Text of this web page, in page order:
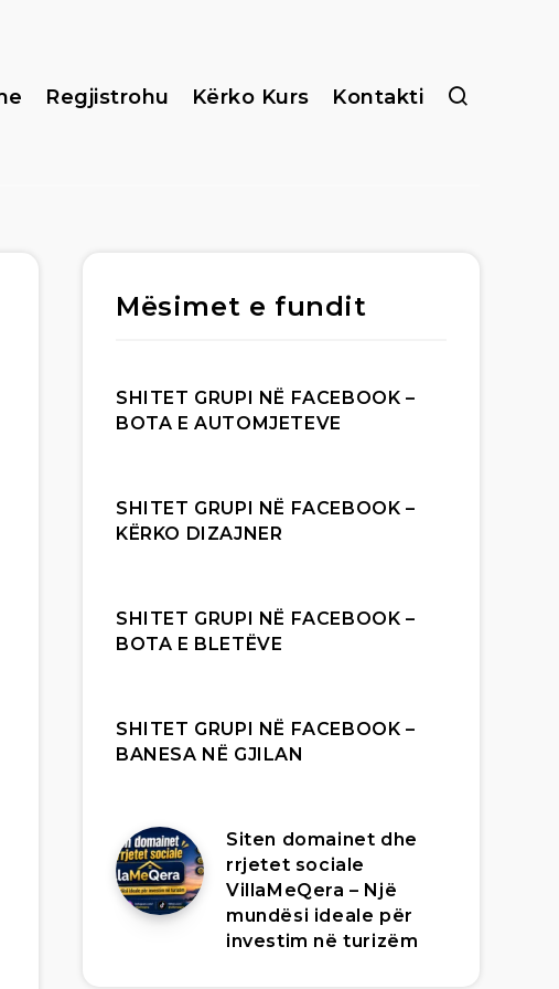
Regjistrohu Kërko Kurs Kontakti
Mësimet e fundit
SHITET GRUPI NË FACEBOOK –
BOTA E AUTOMJETEVE
SHITET GRUPI NË FACEBOOK –
KËRKO DIZAJNER
SHITET GRUPI NË FACEBOOK –
BOTA E BLETËVE
SHITET GRUPI NË FACEBOOK –
BANESA NË GJILAN
Siten domainet dhe
rrjetet sociale
VillaMeQera – Një
mundësi ideale për
investim në turizëm